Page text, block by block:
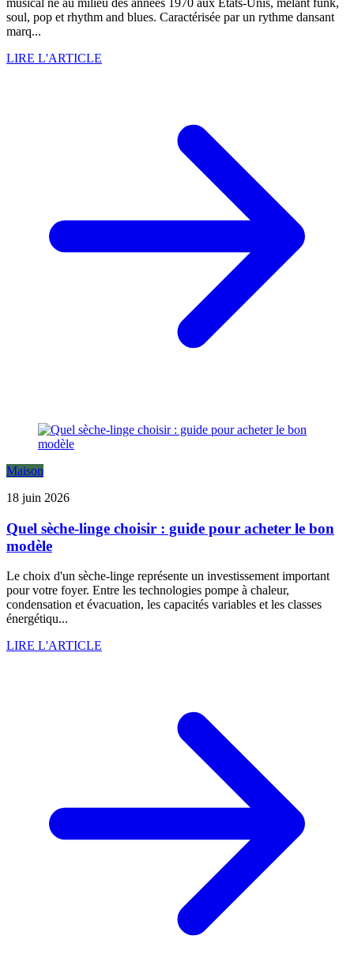
musical né au milieu des années 1970 aux États-Unis, mêlant funk,
soul, pop et rhythm and blues. Caractérisée par un rythme dansant
marq...
LIRE L'ARTICLE
Maison
18 juin 2026
Quel sèche-linge choisir : guide pour acheter le bon
modèle
Le choix d'un sèche-linge représente un investissement important
pour votre foyer. Entre les technologies pompe à chaleur,
condensation et évacuation, les capacités variables et les classes
énergétiqu...
LIRE L'ARTICLE